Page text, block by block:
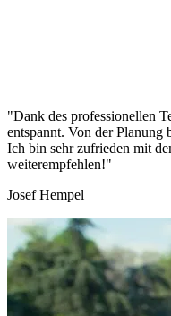
"Dank des professionellen
entspannt. Von der Planung
Ich bin sehr zufrieden mit
weiterempfehlen!"
Josef Hempel